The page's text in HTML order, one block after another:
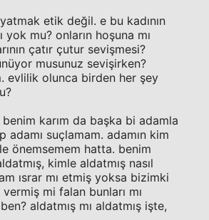
etik değil. e bu kadının
yok mu? onların hoşuna mı
çatır çutur sevişmesi?
musunuz sevişirken?
evlilik olunca birden her şey
benim karım da başka bi adamla
adamı suçlamam. adamın kim
önemsemem hatta. benim
kimle aldatmış nasıl
ısrar mı etmiş yoksa bizimki
mi falan bunları mı
aldatmış mı aldatmış işte,